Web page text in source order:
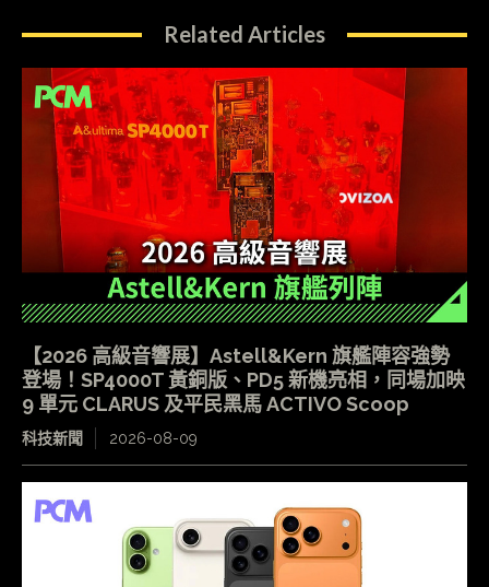
Related Articles
【2026 高級音響展】Astell&Kern 旗艦陣容強勢
登場！SP4000T 黃銅版、PD5 新機亮相，同場加映
9 單元 CLARUS 及平民黑馬 ACTIVO Scoop
科技新聞 2026-08-09